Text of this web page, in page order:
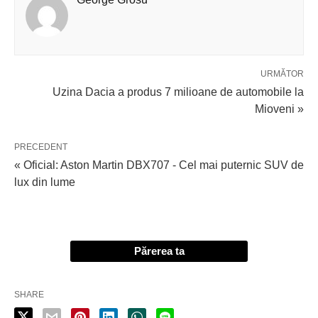
URMĂTOR
Uzina Dacia a produs 7 milioane de automobile la
Mioveni »
PRECEDENT
« Oficial: Aston Martin DBX707 - Cel mai puternic SUV de
lux din lume
Părerea ta
SHARE